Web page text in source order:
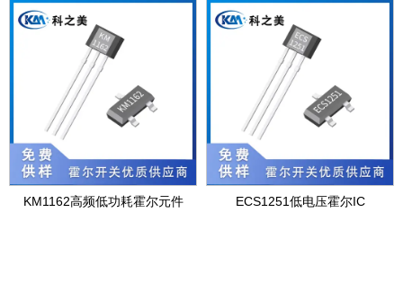
KM1162高频低功耗霍尔元件 ECS1251低电压霍尔IC